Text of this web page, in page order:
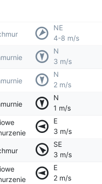
NE
4-8 m/s
N
3 m/s
N
2 m/s
N
1 m/s
E
3 m/s
SE
3 m/s
E
2 m/s